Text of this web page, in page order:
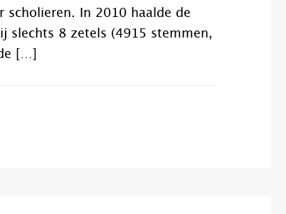
scholieren. In 2010 haalde de
slechts 8 zetels (4915 stemmen,
[…]